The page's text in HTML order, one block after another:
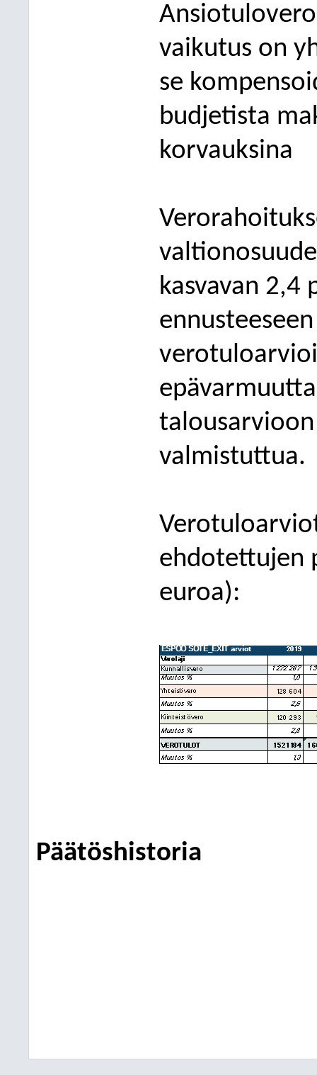
vaikutus on
se
budjetista
korvauksina
kasvavan 2,4
valmistuttua.
ehdotettujen
euroa):
Päätöshistoria